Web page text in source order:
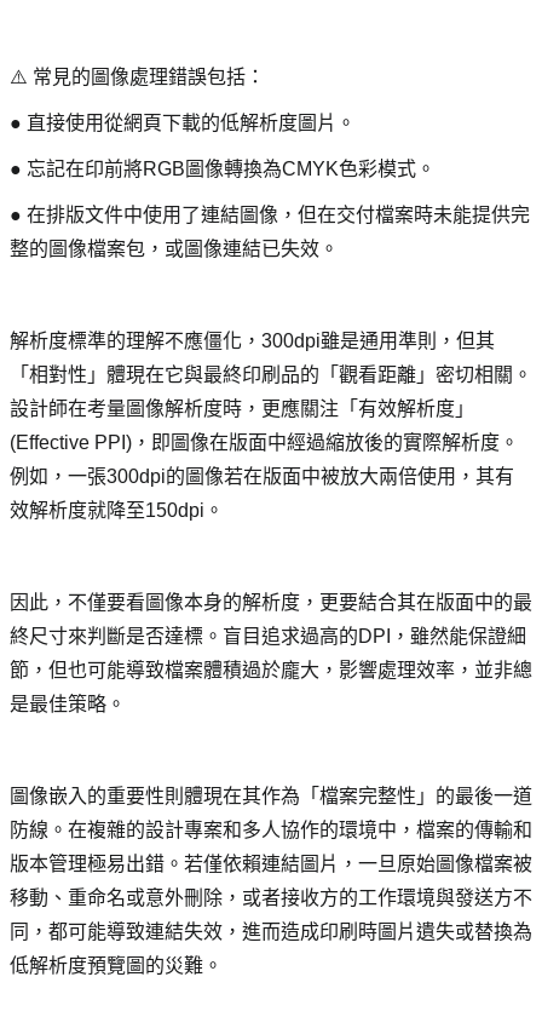
⚠️ 常見的圖像處理錯誤包括：
● 直接使用從網頁下載的低解析度圖片。
● 忘記在印前將RGB圖像轉換為CMYK色彩模式。
● 在排版文件中使用了連結圖像，但在交付檔案時未能提供完
整的圖像檔案包，或圖像連結已失效。
解析度標準的理解不應僵化，300dpi雖是通用準則，但其
「相對性」體現在它與最終印刷品的「觀看距離」密切相關。
設計師在考量圖像解析度時，更應關注「有效解析度」
(Effective PPI)，即圖像在版面中經過縮放後的實際解析度。
例如，一張300dpi的圖像若在版面中被放大兩倍使用，其有
效解析度就降至150dpi。
因此，不僅要看圖像本身的解析度，更要結合其在版面中的最
終尺寸來判斷是否達標。盲目追求過高的DPI，雖然能保證細
節，但也可能導致檔案體積過於龐大，影響處理效率，並非總
是最佳策略。
圖像嵌入的重要性則體現在其作為「檔案完整性」的最後一道
防線。在複雜的設計專案和多人協作的環境中，檔案的傳輸和
版本管理極易出錯。若僅依賴連結圖片，一旦原始圖像檔案被
移動、重命名或意外刪除，或者接收方的工作環境與發送方不
同，都可能導致連結失效，進而造成印刷時圖片遺失或替換為
低解析度預覽圖的災難。